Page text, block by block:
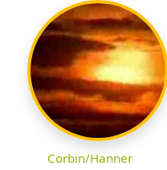
Corbin/Hanner